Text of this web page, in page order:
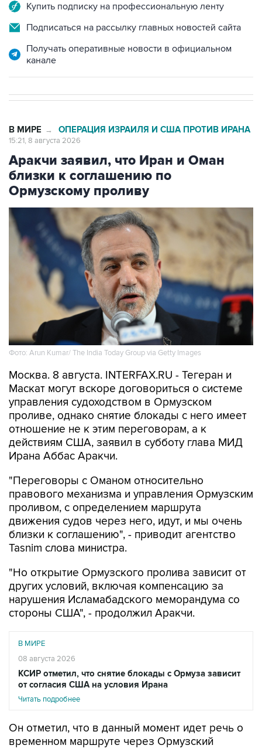
Купить подписку на профессиональную ленту
Подписаться на рассылку главных новостей сайта
Получать оперативные новости в официальном
канале
В МИРЕ → ОПЕРАЦИЯ ИЗРАИЛЯ И США ПРОТИВ ИРАНА
15:21, 8 августа 2026
Аракчи заявил, что Иран и Оман
близки к соглашению по
Ормузскому проливу
Фото: Arun Kumar/ The India Today Group via Getty Images
Москва. 8 августа. INTERFAX.RU - Тегеран и
Маскат могут вскоре договориться о системе
управления судоходством в Ормузском
проливе, однако снятие блокады с него имеет
отношение не к этим переговорам, а к
действиям США, заявил в субботу глава МИД
Ирана Аббас Аракчи.
"Переговоры с Оманом относительно
правового механизма и управления Ормузским
проливом, с определением маршрута
движения судов через него, идут, и мы очень
близки к соглашению", - приводит агентство
Tasnim слова министра.
"Но открытие Ормузского пролива зависит от
других условий, включая компенсацию за
нарушения Исламабадского меморандума со
стороны США", - продолжил Аракчи.
В МИРЕ
08 августа 2026
КСИР отметил, что снятие блокады с Ормуза зависит
от согласия США на условия Ирана
Читать подробнее
Он отметил, что в данный момент идет речь о
временном маршруте через Ормузский